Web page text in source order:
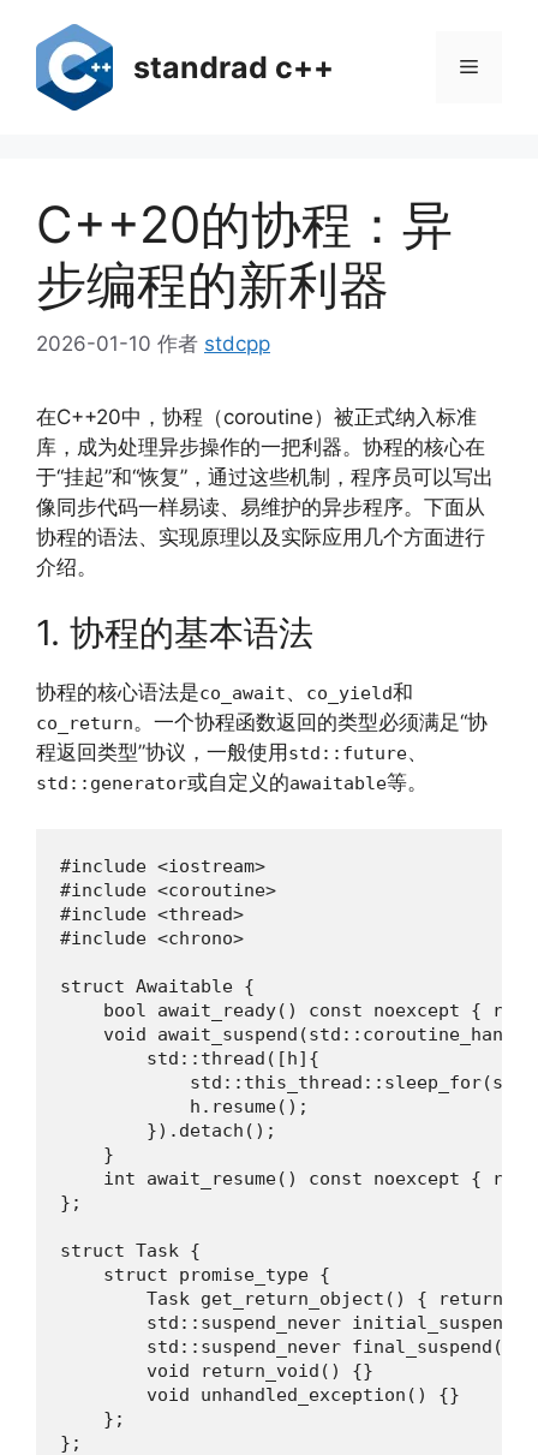
standrad c++ 菜
C++20的协程：异
步编程的新利器
2026-01-10 作者 stdcpp
在C++20中，协程（coroutine）被正式纳入标准
库，成为处理异步操作的一把利器。协程的核心在
于“挂起”和“恢复”，通过这些机制，程序员可以写出
像同步代码一样易读、易维护的异步程序。下面从
协程的语法、实现原理以及实际应用几个方面进行
介绍。
1. 协程的基本语法
协程的核心语法是co_await、 co_yield和
co_return。一个协程函数返回的类型必须满足“协
程返回类型”协议，一般使用 std::future、
std::generator或自定义的awaitable等。
#include <iostream>
#include <coroutine>
#include <thread>
#include <chrono>
struct Awaitable {
bool await_ready() const noexcept {
void
        std::thread([h]{
            h.resume();
        }).detach();
    }
int await_resume() const noexcept {
};
struct Task {
    struct promise_type {
Task get_return_object() { return
std::suspend_never
std::suspend_never final_suspend()
        void return_void() {}
        void unhandled_exception() {}
    };
};